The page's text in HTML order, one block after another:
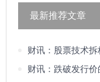
最新推荐文章
财讯：股票技术
财讯：跌破发行